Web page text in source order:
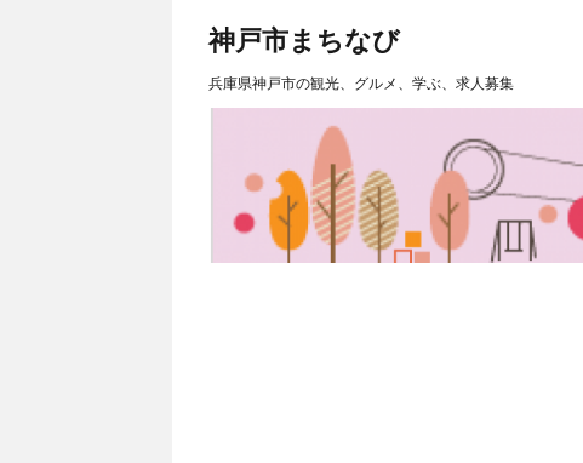
神戸市まちなび
兵庫県神戸市の観光、グルメ、学ぶ、求人募集